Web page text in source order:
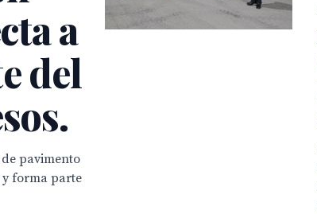
a
del
pavimento
y forma parte